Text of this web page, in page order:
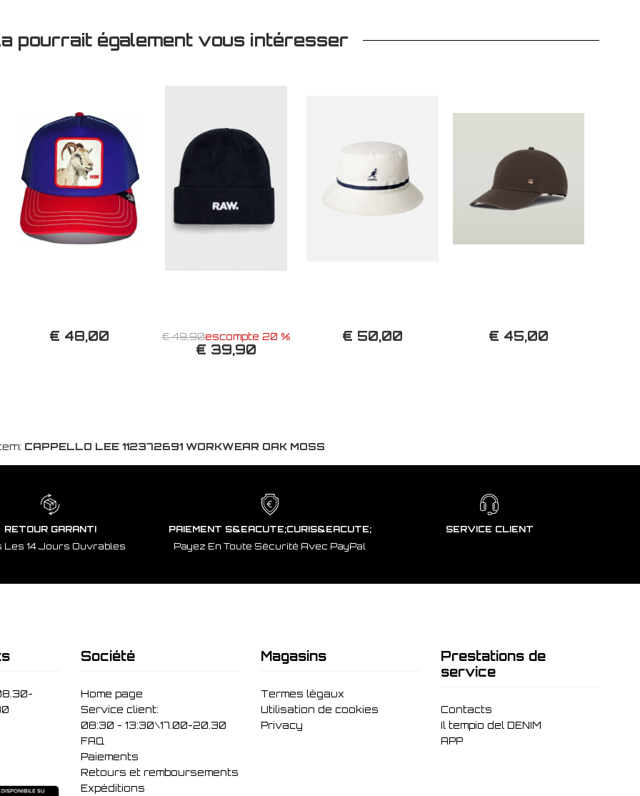
pourrait également vous intéresser
€ 48,00 € 49,90escompte 20 %
€ 39,90
€ 50,00 € 45,00
CAPPELLO LEE 112372691 WORKWEAR OAK MOSS
RETOUR GARANTI
Les 14 Jours Ouvrables
PAIEMENT S&EACUTE;CURIS&EACUTE;
Payez En Toute Sécurité Avec PayPal
SERVICE CLIENT
Société
Home page
Service client:
08:30 - 13:30\17.00-20.30
FAQ
Paiements
Retours et remboursements
Expéditions
Magasins
Termes légaux
Utilisation de cookies
Privacy
Prestations de
service
Contacts
Il tempio del DENIM
APP